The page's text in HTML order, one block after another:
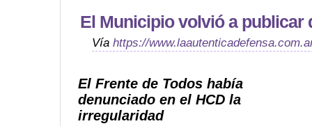
El Municipio volvió a publicar
Vía https://
El Frente de Todos había
denunciado en el HCD la
irregularidad